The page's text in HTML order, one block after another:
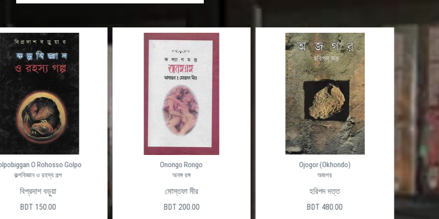
O Rohosso Golpo
কল্পবিজ্ঞান ও রহস্য গল্প
বিপ্রদাশ বড়ুয়া
BDT 150.00
Onongo Rongo
অনঙ্গ রঙ্গ
মোস্তফা মীর
BDT 200.00
Ojogor (Okhondo)
অজগর
হরিপদ দত্ত
BDT 480.00